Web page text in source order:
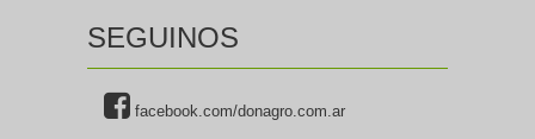
SEGUINOS
facebook.com/donagro.com.ar